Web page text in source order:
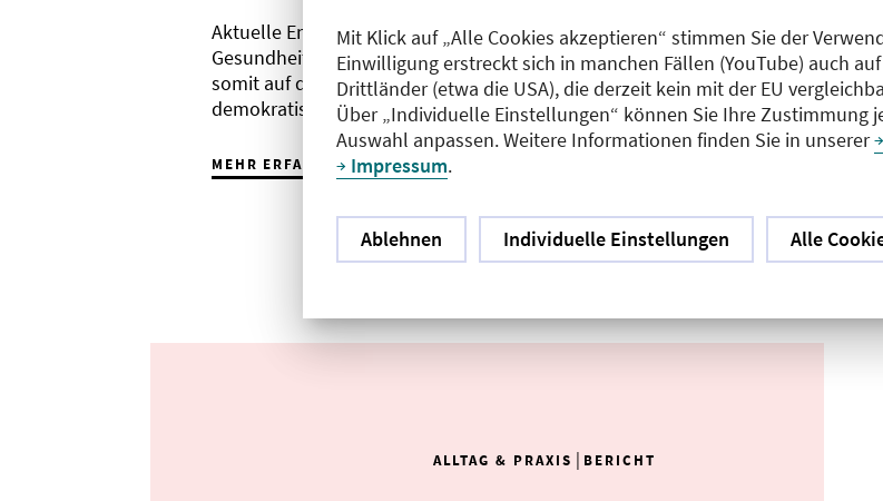
Mit Klick auf „Alle Cookies akzeptieren“ stimmen Sie der
Einwilligung erstreckt sich in manchen Fällen (YouTube) auch
Drittländer (etwa die USA), die derzeit kein mit der EU
Über „Individuelle Einstellungen“ können Sie Ihre Zustimmung
Auswahl anpassen. Weitere Informationen finden Sie in unserer
Impressum.
Ablehnen Individuelle Einstellungen Alle
Aktuelle Entwicklungen in Gesundheitsbehörden und in kommunalen
Gesundheitsämtern haben tiefgreifende Auswirkungen auf die Einrichtungen
somit auf die gesundheitliche Daseinsvorsorge. Ein Gastbeitrag fordert
demokratische Kontrolle durch medizinische Unabhängigkeit.
MEHR ERFAHREN
ALLTAG & PRAXIS | BERICHT